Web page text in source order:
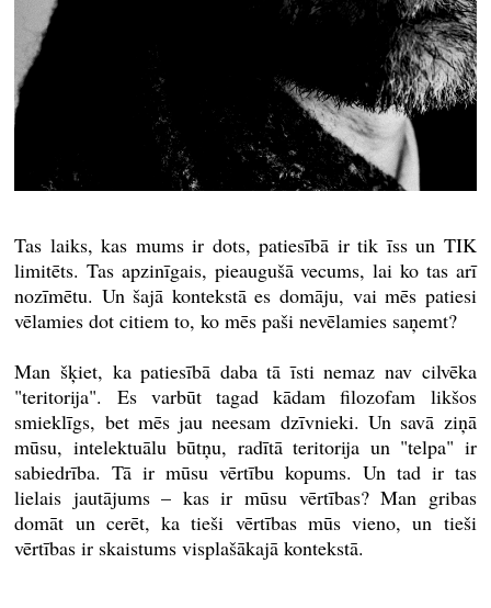
Tas laiks, kas mums ir dots, patiesībā ir tik īss un TIK
limitēts. Tas apzinīgais, pieaugušā vecums, lai ko tas arī
nozīmētu. Un šajā kontekstā es domāju, vai mēs patiesi
vēlamies dot citiem to, ko mēs paši nevēlamies saņemt?
Man šķiet, ka patiesībā daba tā īsti nemaz nav cilvēka
"teritorija". Es varbūt tagad kādam filozofam likšos
smieklīgs, bet mēs jau neesam dzīvnieki. Un savā ziņā
mūsu, intelektuālu būtņu, radītā teritorija un "telpa" ir
sabiedrība. Tā ir mūsu vērtību kopums. Un tad ir tas
lielais jautājums – kas ir mūsu vērtības? Man gribas
domāt un cerēt, ka tieši vērtības mūs vieno, un tieši
vērtības ir skaistums visplašākajā kontekstā.